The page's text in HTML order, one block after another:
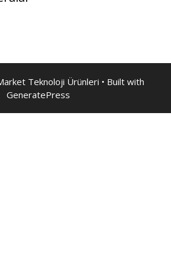
Teknoloji Ürünleri • Built with
GeneratePress